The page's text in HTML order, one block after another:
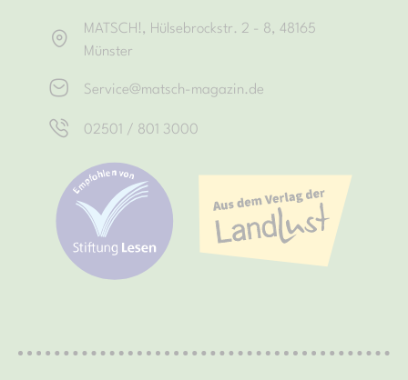
MATSCH!, Hülsebrockstr. 2 - 8, 48165
Münster
Service@matsch-magazin.de
02501 / 801 3000